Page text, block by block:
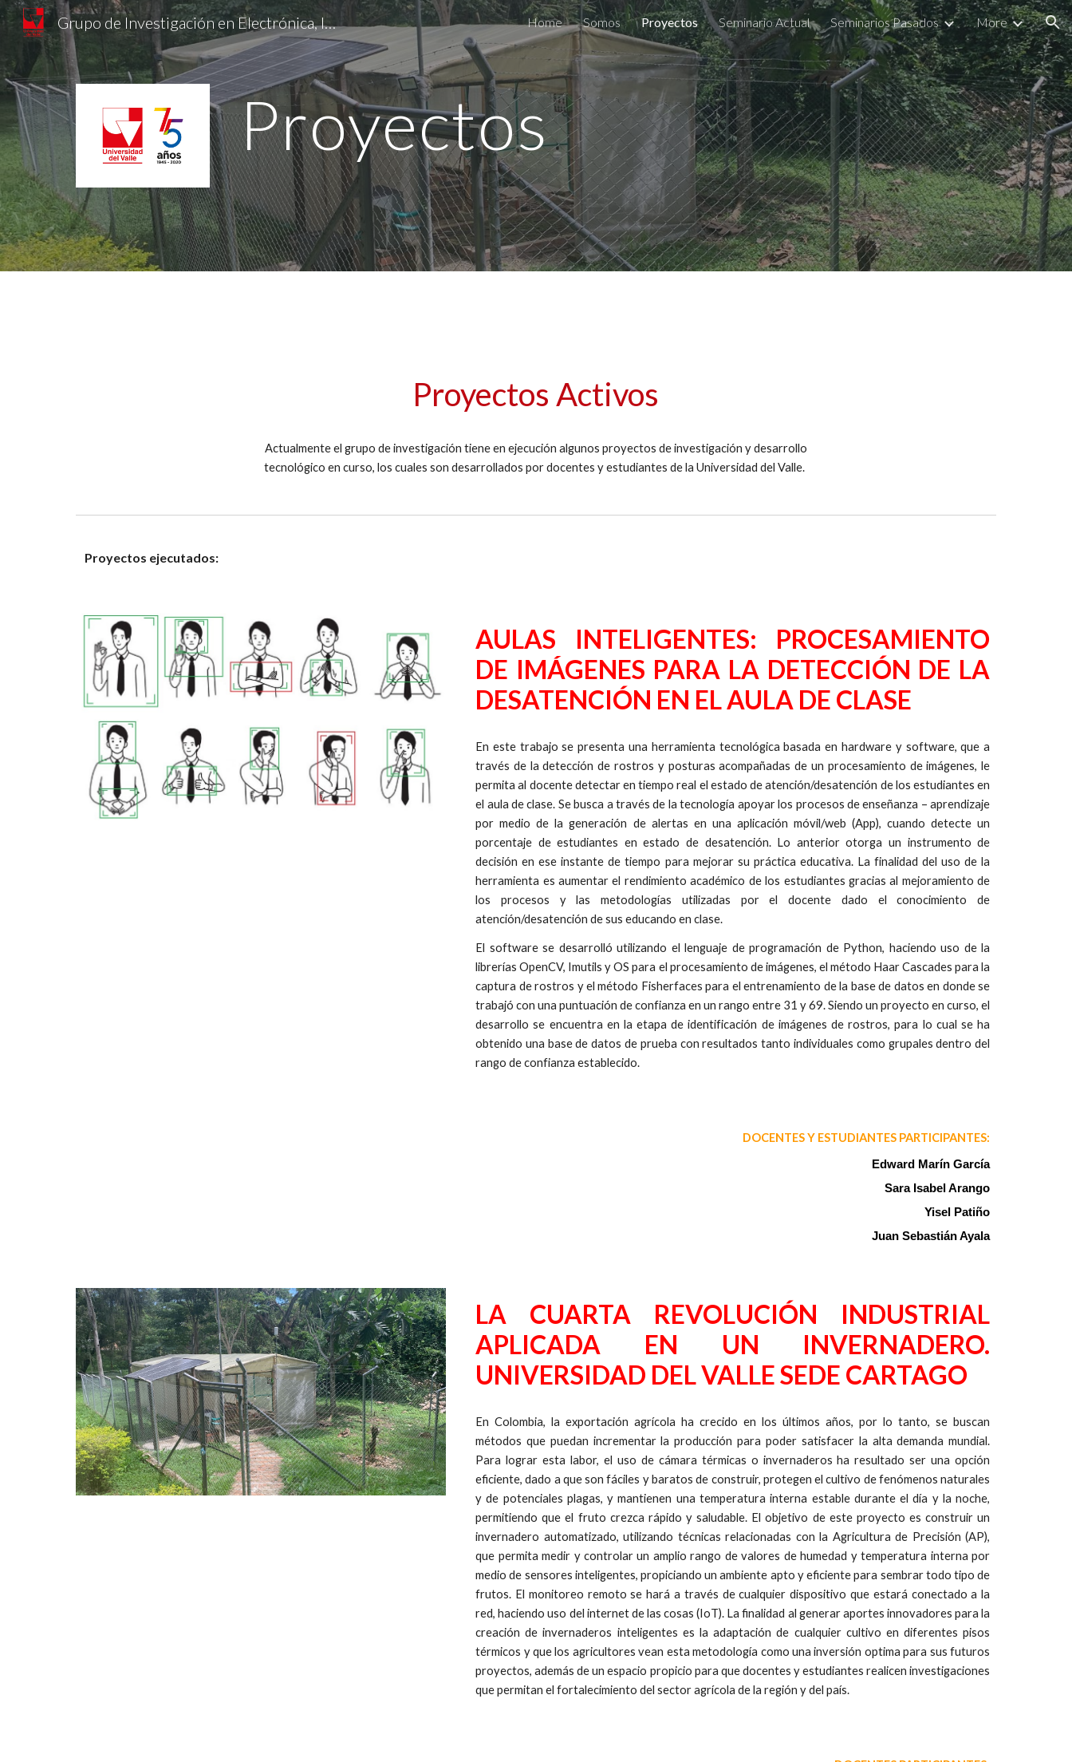
Skip to main content Skip to navigation
Grupo de Investigación en Electrónica, Innovación y Desarrollo Home Somos Proyectos Seminario Actual Seminarios Pasados More
Proyectos
Proyectos Activos
Actualmente el grupo de investigación tiene en ejecución algunos proyectos de investigación y desarrollo
tecnológico en curso, los cuales son desarrollados por docentes y estudiantes de la Universidad del Valle.
Proyectos ejecutados:
AULAS INTELIGENTES: PROCESAMIENTO
DE IMÁGENES PARA LA DETECCIÓN DE LA
DESATENCIÓN EN EL AULA DE CLASE
En este trabajo se presenta una herramienta tecnológica basada en hardware y software, que a
través de la detección de rostros y posturas acompañadas de un procesamiento de imágenes, le
permita al docente detectar en tiempo real el estado de atención/desatención de los estudiantes en
el aula de clase. Se busca a través de la tecnología apoyar los procesos de enseñanza – aprendizaje
por medio de la generación de alertas en una aplicación móvil/web (App), cuando detecte un
porcentaje de estudiantes en estado de desatención. Lo anterior otorga un instrumento de
decisión en ese instante de tiempo para mejorar su práctica educativa. La finalidad del uso de la
herramienta es aumentar el rendimiento académico de los estudiantes gracias al mejoramiento de
los procesos y las metodologías utilizadas por el docente dado el conocimiento de
atención/desatención de sus educando en clase.
El software se desarrolló utilizando el lenguaje de programación de Python, haciendo uso de la
librerías OpenCV, Imutils y OS para el procesamiento de imágenes, el método Haar Cascades para la
captura de rostros y el método Fisherfaces para el entrenamiento de la base de datos en donde se
trabajó con una puntuación de confianza en un rango entre 31 y 69. Siendo un proyecto en curso, el
desarrollo se encuentra en la etapa de identificación de imágenes de rostros, para lo cual se ha
obtenido una base de datos de prueba con resultados tanto individuales como grupales dentro del
rango de confianza establecido.
DOCENTES Y ESTUDIANTES PARTICIPANTES:
Edward Marín García
Sara Isabel Arango
Yisel Patiño
Juan Sebastián Ayala
LA CUARTA REVOLUCIÓN INDUSTRIAL
APLICADA EN UN INVERNADERO.
UNIVERSIDAD DEL VALLE SEDE CARTAGO
En Colombia, la exportación agrícola ha crecido en los últimos años, por lo tanto, se buscan
métodos que puedan incrementar la producción para poder satisfacer la alta demanda mundial.
Para lograr esta labor, el uso de cámara térmicas o invernaderos ha resultado ser una opción
eficiente, dado a que son fáciles y baratos de construir, protegen el cultivo de fenómenos naturales
y de potenciales plagas, y mantienen una temperatura interna estable durante el día y la noche,
permitiendo que el fruto crezca rápido y saludable. El objetivo de este proyecto es construir un
invernadero automatizado, utilizando técnicas relacionadas con la Agricultura de Precisión (AP),
que permita medir y controlar un amplio rango de valores de humedad y temperatura interna por
medio de sensores inteligentes, propiciando un ambiente apto y eficiente para sembrar todo tipo de
frutos. El monitoreo remoto se hará a través de cualquier dispositivo que estará conectado a la
red, haciendo uso del internet de las cosas (IoT). La finalidad al generar aportes innovadores para la
creación de invernaderos inteligentes es la adaptación de cualquier cultivo en diferentes pisos
térmicos y que los agricultores vean esta metodología como una inversión optima para sus futuros
proyectos, además de un espacio propicio para que docentes y estudiantes realicen investigaciones
que permitan el fortalecimiento del sector agrícola de la región y del país.